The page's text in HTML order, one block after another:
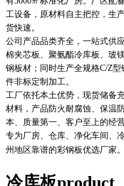
工设备，原材料自主把控，生
货快速。
公司产品品类齐全，一站式供
棉夹芯板、聚氨酯冷库板、玻
钢板材；同时生产全规格C/Z
件非标定制加工。
工厂依托本土优势，现货储备
材料，产品防火耐腐蚀、保温
本、质量第一、客户至上的经
专为厂房、仓库、净化车间、
州地区靠谱的彩钢板优选厂家。